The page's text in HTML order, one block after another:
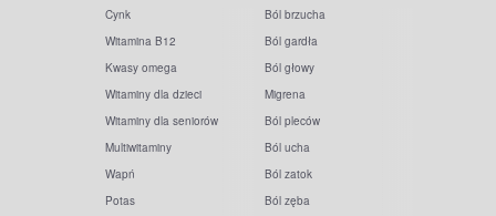
Cynk
Witamina B12
Kwasy omega
Witaminy dla dzieci
Witaminy dla seniorów
Multiwitaminy
Wapń
Potas
Ból brzucha
Ból gardła
Ból głowy
Migrena
Ból pleców
Ból ucha
Ból zatok
Ból zęba